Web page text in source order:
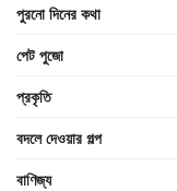
পুরনো দিনের কথা
পেট পুজো
প্রকৃতি
বদলে দেওয়ার গল্প
বাণিজ্য